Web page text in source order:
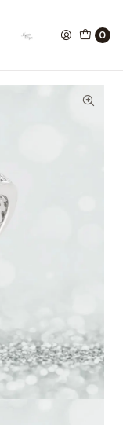
0
de 24 puntos